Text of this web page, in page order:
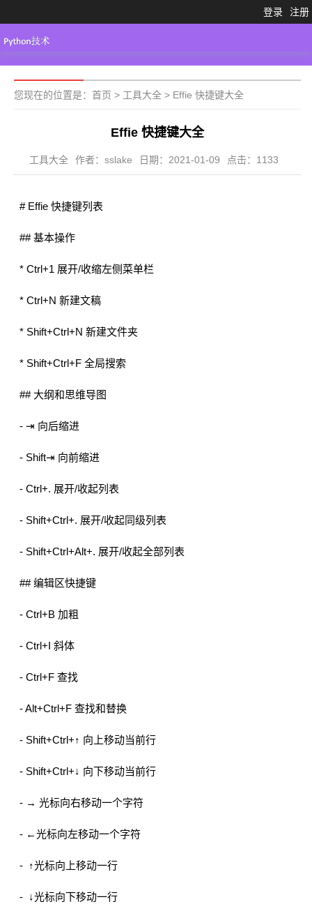
登录 注册
Python3.X 工具大全 Python代码
您现在的位置是： 首页 > 工具大全 > Effie 快捷键大全
Effie 快捷键大全
工具大全 作者：sslake 日期：2021-01-09 点击：1133
# Effie 快捷键列表
## 基本操作
* Ctrl+1 展开/收缩左侧菜单栏
* Ctrl+N 新建文稿
* Shift+Ctrl+N 新建文件夹
* Shift+Ctrl+F 全局搜索
## 大纲和思维导图
- ⇥ 向后缩进
- Shift⇥ 向前缩进
- Ctrl+. 展开/收起列表
- Shift+Ctrl+. 展开/收起同级列表
- Shift+Ctrl+Alt+. 展开/收起全部列表
## 编辑区快捷键
- Ctrl+B 加粗
- Ctrl+I 斜体
- Ctrl+F 查找
- Alt+Ctrl+F 查找和替换
- Shift+Ctrl+↑ 向上移动当前行
- Shift+Ctrl+↓ 向下移动当前行
- → 光标向右移动一个字符
- ←光标向左移动一个字符
- ↑光标向上移动一行
- ↓光标向下移动一行